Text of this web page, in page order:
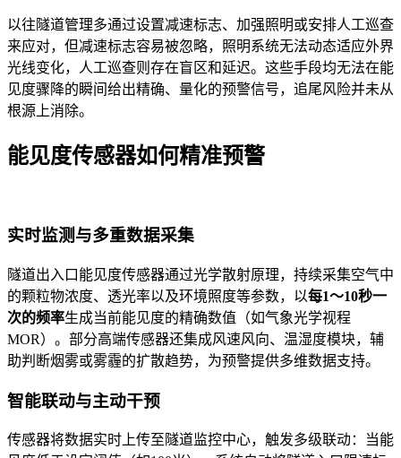
以往隧道管理多通过设置减速标志、加强照明或安排人工巡查
来应对，但减速标志容易被忽略，照明系统无法动态适应外界
光线变化，人工巡查则存在盲区和延迟。这些手段均无法在能
见度骤降的瞬间给出精确、量化的预警信号，追尾风险并未从
根源上消除。
能见度传感器如何精准预警
实时监测与多重数据采集
隧道出入口能见度传感器通过光学散射原理，持续采集空气中
的颗粒物浓度、透光率以及环境照度等参数，以每1～10秒一
次的频率生成当前能见度的精确数值（如气象光学视程
MOR）。部分高端传感器还集成风速风向、温湿度模块，辅
助判断烟雾或雾霾的扩散趋势，为预警提供多维数据支持。
智能联动与主动干预
传感器将数据实时上传至隧道监控中心，触发多级联动：当能